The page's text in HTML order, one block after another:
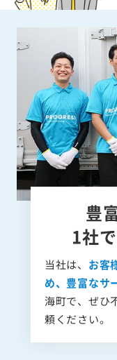
豊
1社
当社は、 お客
め、豊富なサ
海町で、ぜひ
頼ください。